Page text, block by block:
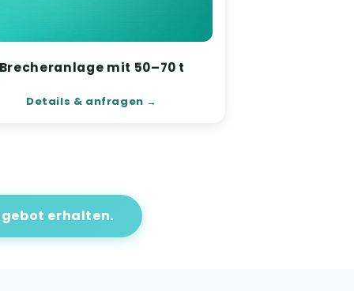
Brecheranlage mit 50–70 t
Details & anfragen
erhalten.